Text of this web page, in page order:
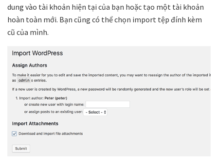
dung vào tài khoản hiện tại của bạn hoặc tạo một tài khoản
hoàn toàn mới. Bạn cũng có thể chọn import tệp đính kèm
cũ của mình.